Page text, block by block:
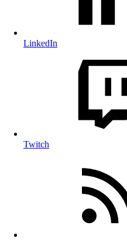
LinkedIn
Twitch